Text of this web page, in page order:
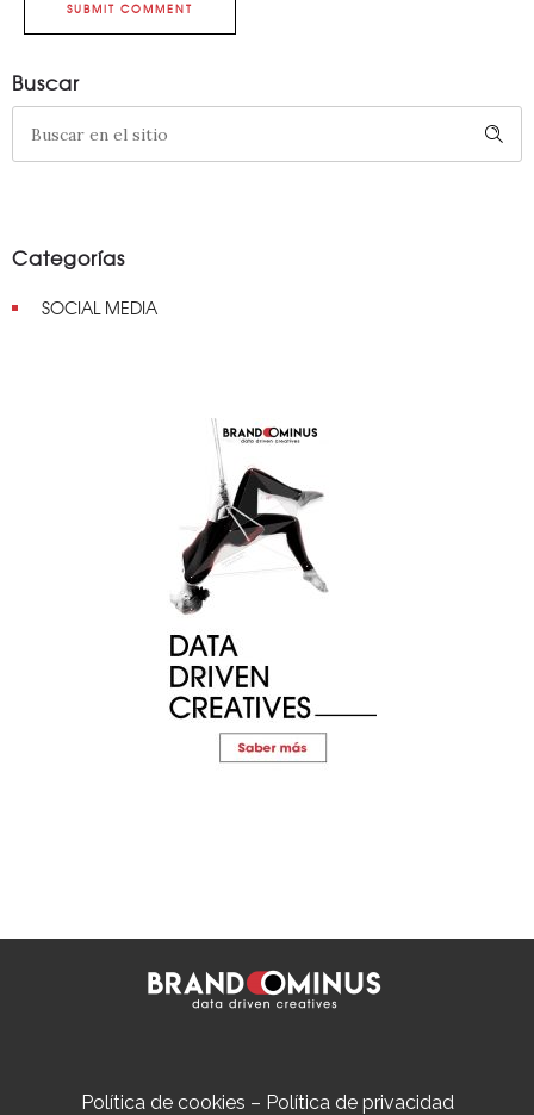
SUBMIT COMMENT
Buscar
Categorías
SOCIAL MEDIA
Política de cookies – Política de privacidad